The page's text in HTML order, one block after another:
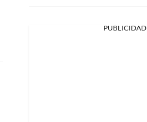
PUBLICIDAD